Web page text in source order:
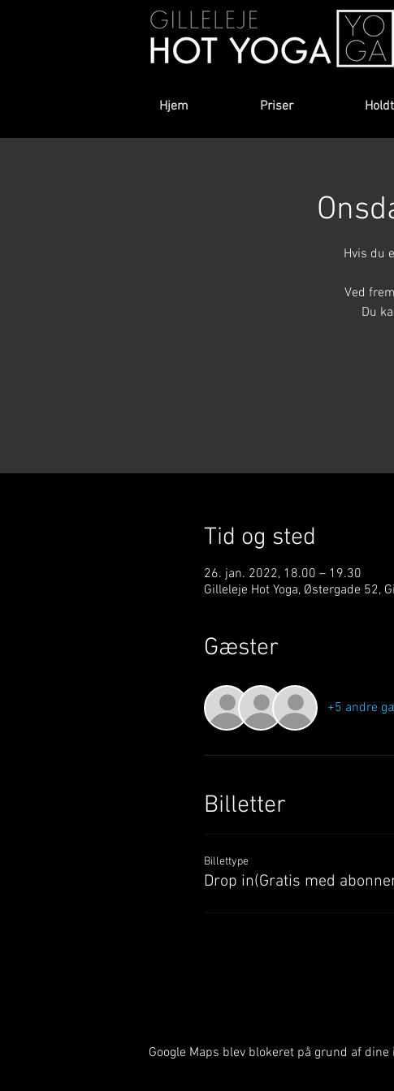
Hjem Priser
Hvis du
Ved
Du
Tid og sted
26. jan. 2022, 18.00 – 19.30
Gilleleje Hot Yoga, Østergade 52,
Gæster
+5 andre
Billetter
Billettype
Drop in(Gratis med
Google Maps blev blokeret på grund af